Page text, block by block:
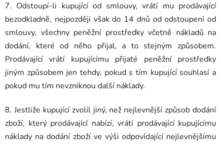
7. Odstoupí-li kupující od smlouvy, vrátí mu prodávající
bezodkladně, nejpozději však do 14 dnů od odstoupení od
smlouvy, všechny peněžní prostředky včetně nákladů na
dodání, které od něho přijal, a to stejným způsobem.
Prodávající vrátí kupujícímu přijaté peněžní prostředky
jiným způsobem jen tehdy, pokud s tím kupující souhlasí a
pokud mu tím nevzniknou další náklady.
8. Jestliže kupující zvolil jiný, než nejlevnější způsob dodání
zboží, který prodávající nabízí, vrátí prodávající kupujícímu
náklady na dodání zboží ve výši odpovídající nejlevnějšímu